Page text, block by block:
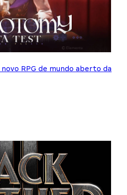
RPG de mundo aberto da